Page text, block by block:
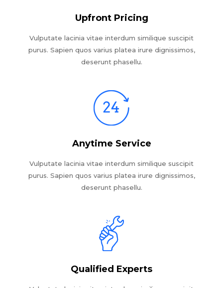
Upfront Pricing
Vulputate lacinia vitae interdum similique suscipit
purus. Sapien quos varius platea irure dignissimos,
deserunt phasellu.
Anytime Service
Vulputate lacinia vitae interdum similique suscipit
purus. Sapien quos varius platea irure dignissimos,
deserunt phasellu.
Qualified Experts